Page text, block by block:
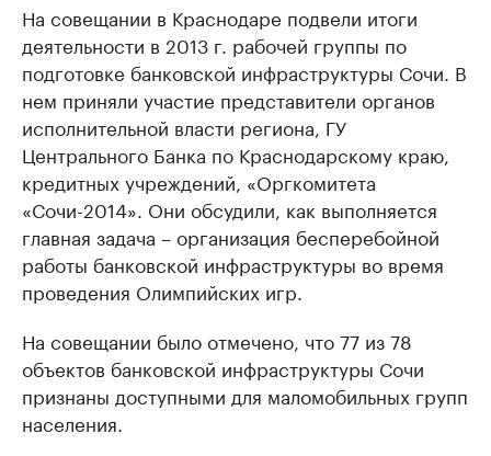
На совещании в Краснодаре подвели итоги
деятельности в 2013 г. рабочей группы по
подготовке банковской инфраструктуры Сочи. В
нем приняли участие представители органов
исполнительной власти региона, ГУ
Центрального Банка по Краснодарскому краю,
кредитных учреждений, «Оргкомитета
«Сочи-2014». Они обсудили, как выполняется
главная задача – организация бесперебойной
работы банковской инфраструктуры во время
проведения Олимпийских игр.
На совещании было отмечено, что 77 из 78
объектов банковской инфраструктуры Сочи
признаны доступными для маломобильных групп
населения.